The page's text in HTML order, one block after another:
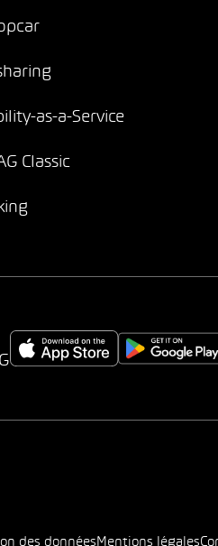
as-a-Service
Classic
des données Mentions légales